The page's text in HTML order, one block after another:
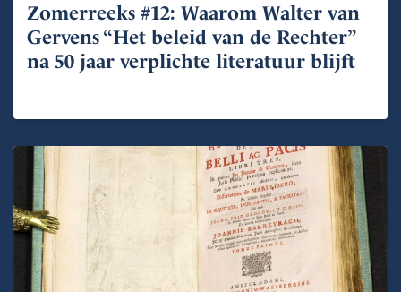
Zomerreeks #12: Waarom Walter van
Gervens “Het beleid van de Rechter”
na 50 jaar verplichte literatuur blijft